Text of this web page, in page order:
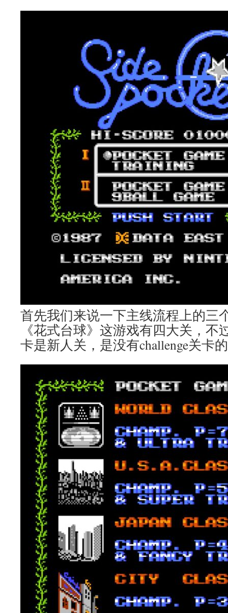
首先我们来说一下主线流程上的三
《花式台球》这游戏有四大关，不
卡是新人关，是没有challenge关卡